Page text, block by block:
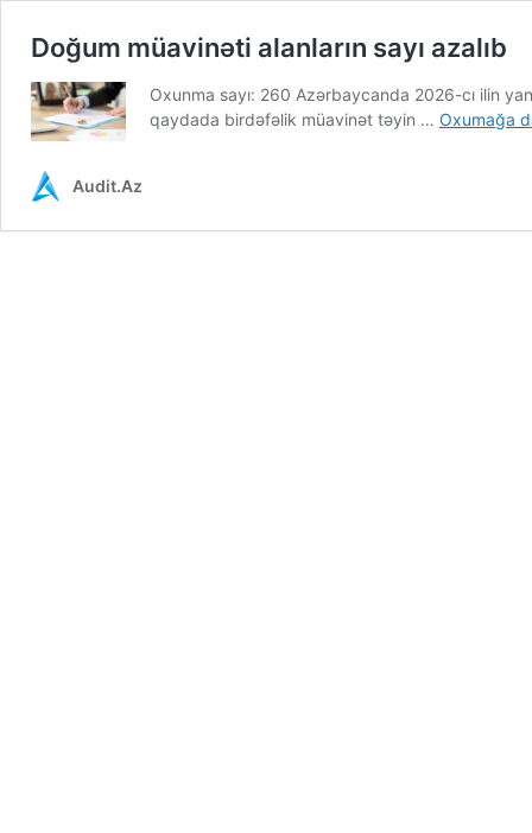
Doğum müavinəti alanların sayı azalıb
Oxunma sayı: 260 Azərbaycanda 2026-cı ilin
qaydada birdəfəlik müavinət təyin … Oxumağa
Audit.Az